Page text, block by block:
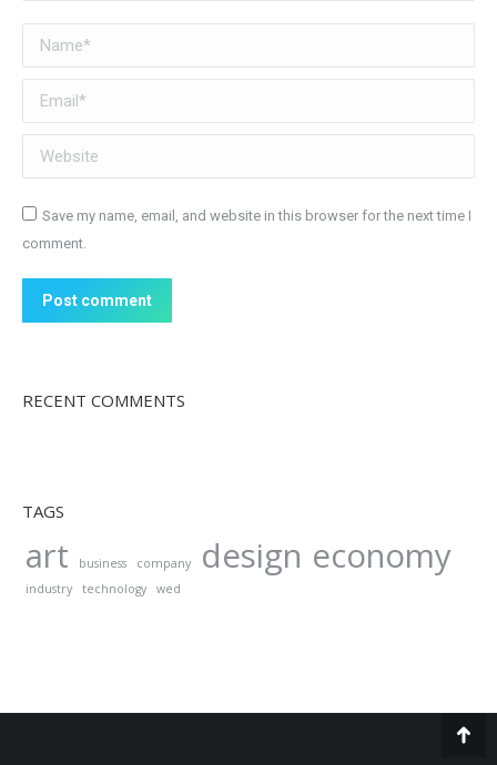
Name *
Email *
Website
Save my name, email, and website in this browser for the next time I
comment.
Post comment
RECENT COMMENTS
TAGS
art business company design economy
industry technology wed
Go